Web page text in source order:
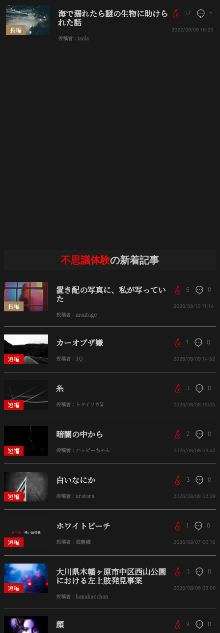
長編
海で溺れたら謎の生物に助けら
れた話
投稿者：isola
37 5
2022/09/08 16:20
不思議体験の新着記事
長編
置き配の写真に、私が写ってい
た
投稿者：montage
6 0
2026/08/10 11:14
短編
カーオブザ嫌
投稿者：3Q
1 0
2026/08/09 14:52
短編
糸
投稿者：トケイソウ⌛
3 0
2026/08/08 15:05
短編
暗闇の中から
投稿者：ハッピーちゃん
2 0
2026/08/08 03:42
短編
白いなにか
投稿者：uratora
3 0
2026/08/08 02:39
短編
ホワイトビーチ
投稿者：溜塵穢
1 0
2026/08/07 00:16
短編
大川県木幡ヶ原市中区西山公園
における左上肢発見事案
投稿者：hanakacchan
3 0
2026/08/06 09:00
顔 9 0